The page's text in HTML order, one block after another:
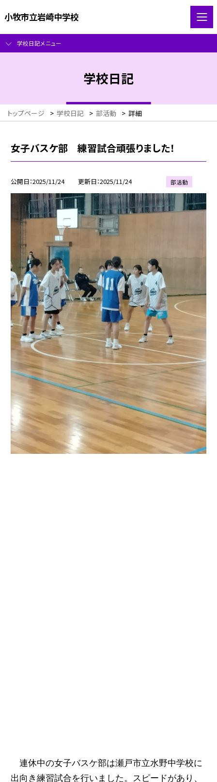
小牧市立岩崎中学校
学校日記メニュー
学校日記
トップページ > 学校日記 > 部活動 > 詳細
女子バスケ部 練習試合頑張りました！
公開日 2025/11/24 更新日 2025/11/24 部活動
連休中の女子バスケ部は瀬戸市立水野中学校に
出向き練習試合を行いました。スピードがあり、